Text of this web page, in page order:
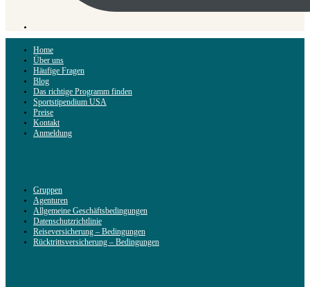
Home
Über uns
Häufige Fragen
Blog
Das richtige Programm finden
Sportstipendium USA
Preise
Kontakt
Anmeldung
Gruppen
Agenturen
Allgemeine Geschäftsbedingungen
Datenschutzrichtlinie
Reiseversicherung – Bedingungen
Rücktrittsversicherung – Bedingungen